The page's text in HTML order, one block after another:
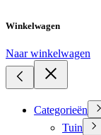
Winkelwagen
Naar winkelwagen
Categorieën
Tuin